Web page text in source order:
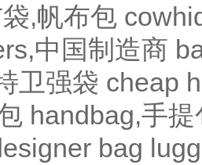
,帆布包
中国制造商
卫强袋 cheap
handbag,手提
bag